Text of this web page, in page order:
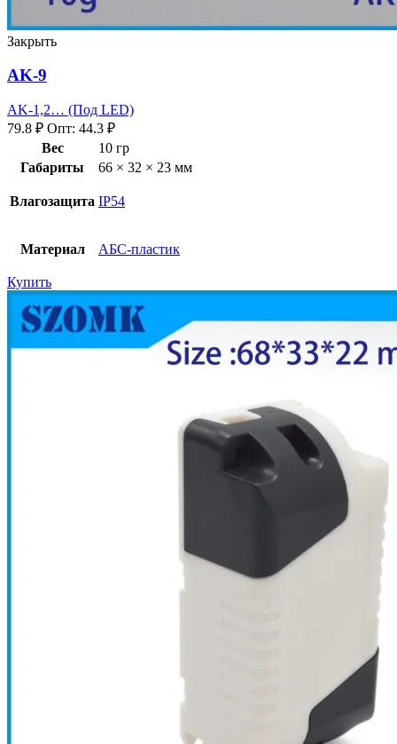
Закрыть
AK-9
AK-1,2… (Под LED)
79.8 ₽ Опт: 44.3 ₽
Вес
10 гр
Габариты
66 × 32 × 23 мм
Влагозащита IP54
Материал АБС-пластик
Купить